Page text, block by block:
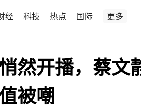
经 科技 热点 国际 更多
然开播，蔡文
被嘲